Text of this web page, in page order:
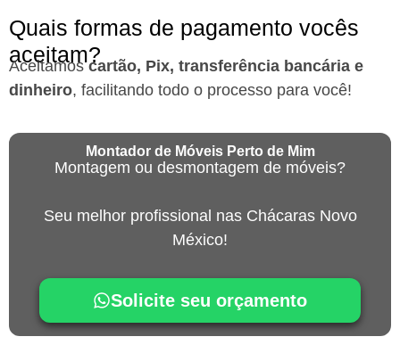
Quais formas de pagamento vocês
aceitam?
Aceitamoscartão, Pix, transferência bancária e
dinheiro, facilitando todo o processo para você!
Montador de Móveis Perto de Mim
Montagem ou desmontagem de móveis?
Seu melhor profissional nas Chácaras Novo
México!
Solicite seu orçamento